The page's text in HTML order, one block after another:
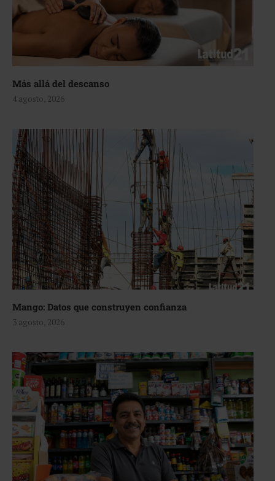
Más allá del descanso
4 agosto, 2026
Mango: Datos que construyen confianza
3 agosto, 2026